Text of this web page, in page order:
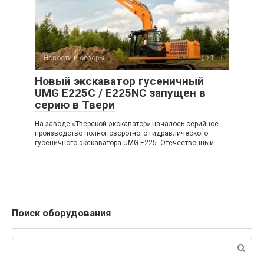
Новости и обзоры 1
Новый экскаватор гусеничный
UMG E225C / E225NC запущен в
серию в Твери
На заводе «Тверской экскаватор» началось серийное
производство полноповоротного гидравлического
гусеничного экскаватора UMG E225. Отечественный
Поиск оборудования